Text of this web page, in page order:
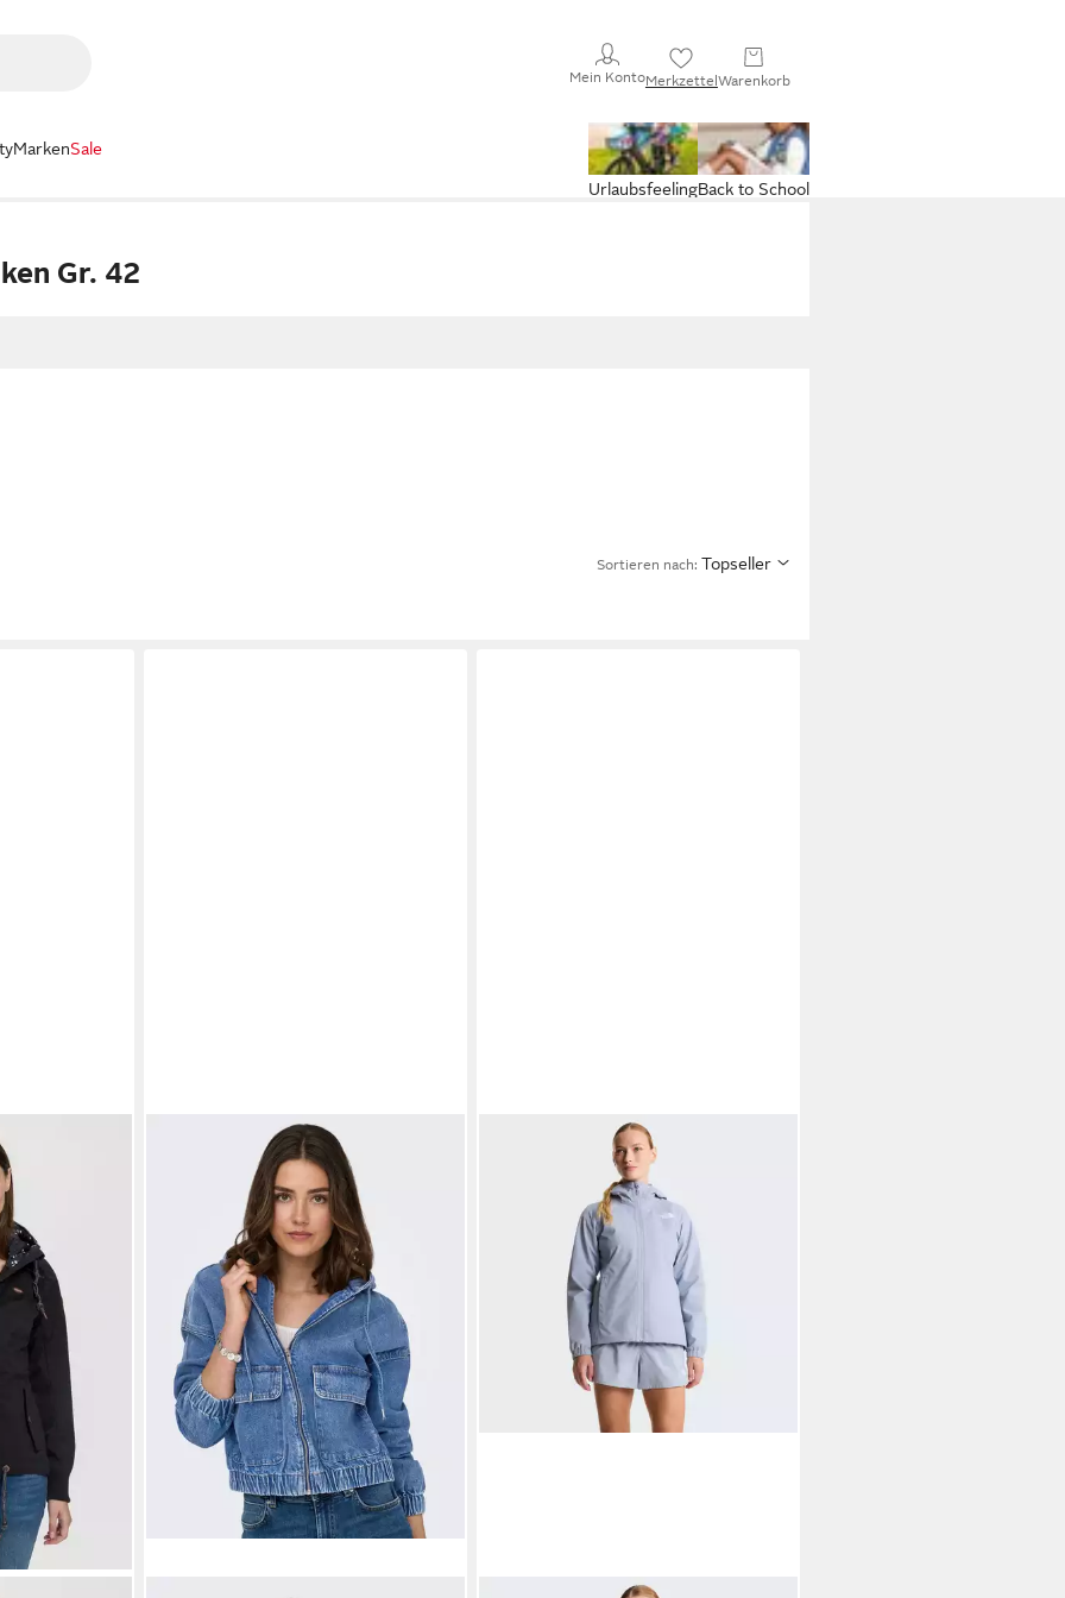
Mein KontoMerkzettelWarenkorb
MarkenSale
Back to School
Urlaubsfeeling
Gr. 42
Sortieren nach: Topseller